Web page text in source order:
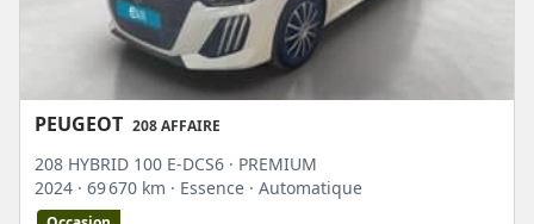
PEUGEOT 208 AFFAIRE
208 HYBRID 100 E-DCS6 · PREMIUM
2024 · 69 670 km · Essence · Automatique